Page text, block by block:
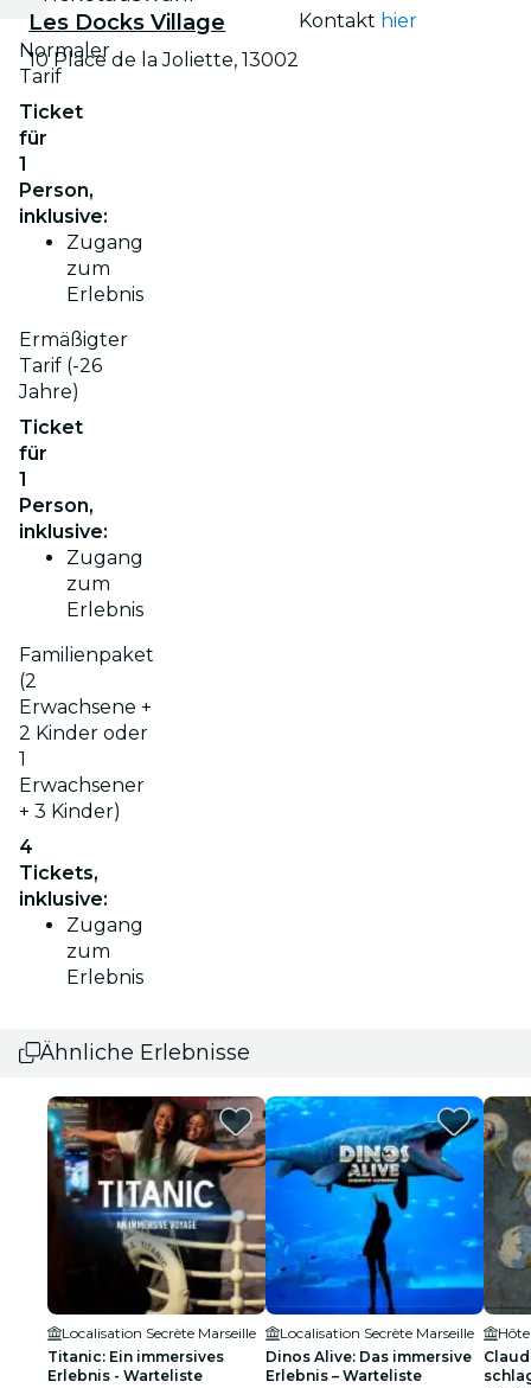
Normaler
Tarif
Ticket
für
1
Person,
inklusive:
Zugang
zum
Erlebnis
Ermäßigter
Tarif (-26
Jahre)
Ticket
für
1
Person,
inklusive:
Zugang
zum
Erlebnis
Familienpaket
(2
Erwachsene +
2 Kinder oder
1
Erwachsener
+ 3 Kinder)
4
Tickets,
inklusive:
Zugang
zum
Erlebnis
Les Docks Village
10 Place de la Joliette, 13002
Kontakt hier
Ähnliche Erlebnisse
Localisation Secrète Marseille
Titanic: Ein immersives
Erlebnis - Warteliste
Localisation Secrète Marseille
Dinos Alive: Das immersive
Erlebnis – Warteliste